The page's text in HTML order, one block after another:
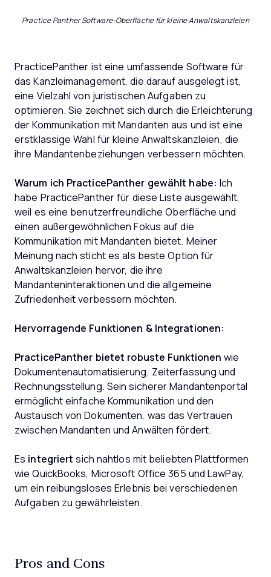
Practice Panther Software-Oberfläche für kleine Anwaltskanzleien
PracticePanther ist eine umfassende Software für
das Kanzleimanagement, die darauf ausgelegt ist,
eine Vielzahl von juristischen Aufgaben zu
optimieren. Sie zeichnet sich durch die Erleichterung
der Kommunikation mit Mandanten aus und ist eine
erstklassige Wahl für kleine Anwaltskanzleien, die
ihre Mandantenbeziehungen verbessern möchten.
Warum ich PracticePanther gewählt habe: Ich
habe PracticePanther für diese Liste ausgewählt,
weil es eine benutzerfreundliche Oberfläche und
einen außergewöhnlichen Fokus auf die
Kommunikation mit Mandanten bietet. Meiner
Meinung nach sticht es als beste Option für
Anwaltskanzleien hervor, die ihre
Mandanteninteraktionen und die allgemeine
Zufriedenheit verbessern möchten.
Hervorragende Funktionen & Integrationen:
PracticePanther bietet robuste Funktionen wie
Dokumentenautomatisierung, Zeiterfassung und
Rechnungsstellung. Sein sicherer Mandantenportal
ermöglicht einfache Kommunikation und den
Austausch von Dokumenten, was das Vertrauen
zwischen Mandanten und Anwälten fördert.
Es integriert sich nahtlos mit beliebten Plattformen
wie QuickBooks, Microsoft Office 365 und LawPay,
um ein reibungsloses Erlebnis bei verschiedenen
Aufgaben zu gewährleisten.
Pros and Cons